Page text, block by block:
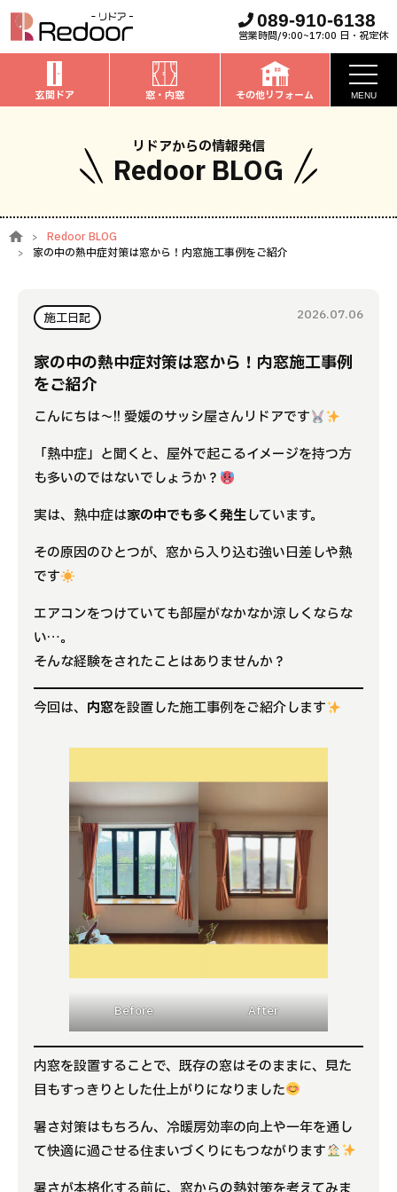
089-910-6138
営業時間/9:00~17:00 日・祝定休
玄関ドア 窓・内窓 その他リフォーム MENU
私たちについて
取扱商品
窓・内窓のリフォーム
安心保証
施工事例
ブログ
補助金事業
アクセス
リドアからの情報発信
Redoor BLOG
Redoor BLOG
家の中の熱中症対策は窓から！内窓施工事例をご紹介
施工日記 2026.07.06
家の中の熱中症対策は窓から！内窓施工事例
をご紹介
こんにちは～!! 愛媛のサッシ屋さんリドアです
「熱中症」と聞くと、屋外で起こるイメージを持つ方
も多いのではないでしょうか？
実は、熱中症は家の中でも多く発生しています。
その原因のひとつが、窓から入り込む強い日差しや熱
です
エアコンをつけていても部屋がなかなか涼しくならな
い…。
そんな経験をされたことはありませんか？
今回は、 内窓を設置した施工事例をご紹介します
Before After
内窓を設置することで、既存の窓はそのままに、見た
目もすっきりとした仕上がりになりました
暑さ対策はもちろん、冷暖房効率の向上や一年を通し
て快適に過ごせる住まいづくりにもつながります